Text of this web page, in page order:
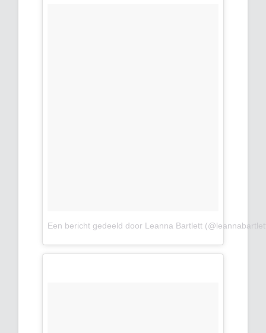
Een bericht gedeeld door Leanna Bartlett